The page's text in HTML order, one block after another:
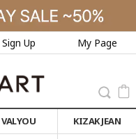
Sign Up My Page
VALYOU
KIZAK JEAN